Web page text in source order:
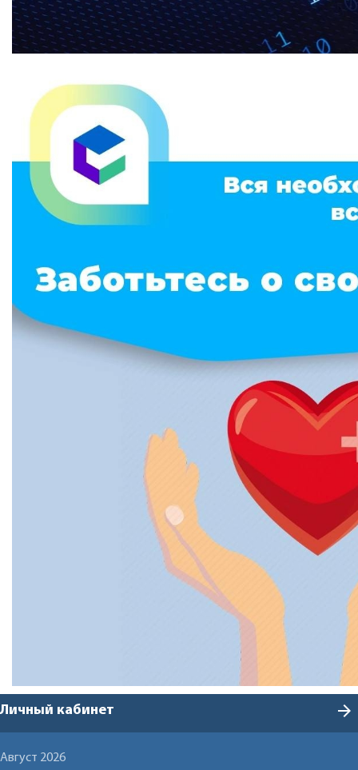
Личный кабинет arrow_forward
Август 2026